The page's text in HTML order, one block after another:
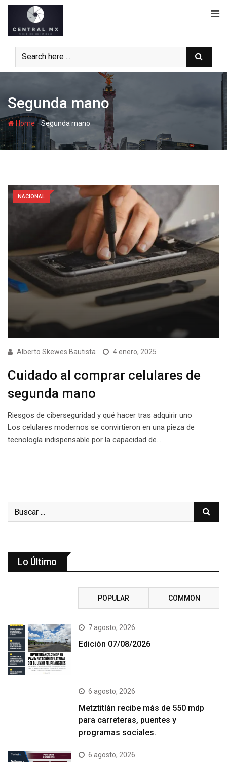
Skip
content
Segunda mano
Home-Segunda mano
NACIONAL
Alberto Skewes Bautista 4 enero, 2025
Cuidado al comprar celulares de
segunda mano
Riesgos de ciberseguridad y qué hacer tras adquirir uno
Los celulares modernos se convirtieron en una pieza de
tecnología indispensable por la capacidad de…
Lo Último
POPULAR COMMON
7 agosto, 2026
Edición 07/08/2026
6 agosto, 2026
Metztitlán recibe más de 550 mdp
para carreteras, puentes y
programas sociales.
6 agosto, 2026